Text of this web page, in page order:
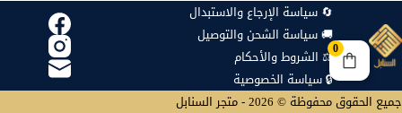
🔄 سياسة الإرجاع والاستبدال
🚚 سياسة الشحن والتوصيل
⚖️ الشروط والأحكام
🔒 سياسة الخصوصية
جميع الحقوق محفوظة © 2026 - متجر السنابل
0